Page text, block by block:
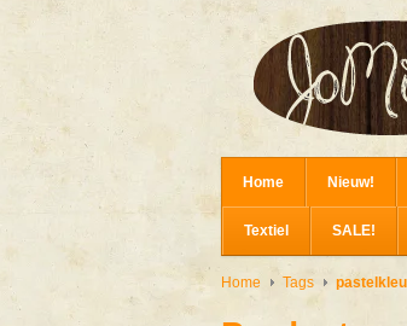
Home Nieuw!
Textiel SALE!
Home Tags